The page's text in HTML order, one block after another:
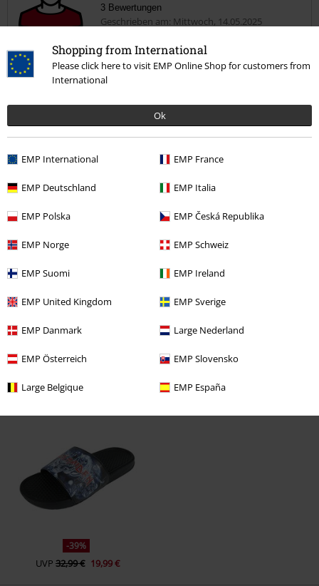
Shopping from International
Please click here to visit EMP Online Shop for customers from
International
Ok
EMP International EMP France
EMP Deutschland EMP Italia
EMP Polska EMP Česká Republika
EMP Norge EMP Schweiz
EMP Suomi EMP Ireland
EMP United Kingdom EMP Sverige
EMP Danmark Large Nederland
EMP Österreich EMP Slovensko
Large Belgique EMP España
3 Bewertungen
Geschrieben am: Mittwoch, 14.05.2025
Coole Schlapppen
Nettes Design und Verarbeitung in Ordnung
Qualität
Design
Verifizierte Rezension
War diese Bewertung hilfreich für dich?
Kommentar jetzt abschicken!
-39%
UVP 32,99 € 19,99 €